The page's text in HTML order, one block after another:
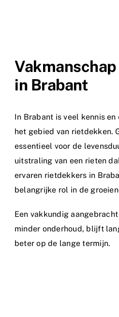
in Brabant
In Brabant is veel kennis
het gebied van rietdekken.
essentieel voor de
uitstraling van een rieten
ervaren rietdekkers in
belangrijke rol in de
Een vakkundig
minder onderhoud, blijft
beter op de lange termijn.